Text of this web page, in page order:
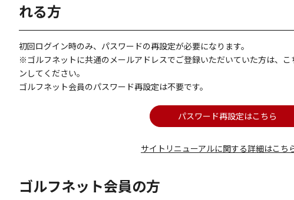
れる方
初回ログイン時のみ、パスワードの再設定が必要になります。
※ゴルフネットに共通のメールアドレスでご登録いただいていた方は、
ンしてください。
ゴルフネット会員のパスワード再設定は不要です。
パスワード再設定はこちら
サイトリニューアルに関する詳細はこ
ゴルフネット会員の方